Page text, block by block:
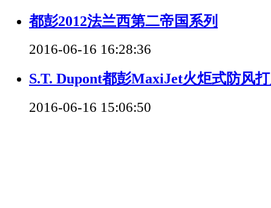
都彭2012法兰西第二帝国系列
2016-06-16 16:28:36
S.T. Dupont都彭MaxiJet火炬式防风
2016-06-16 15:06:50